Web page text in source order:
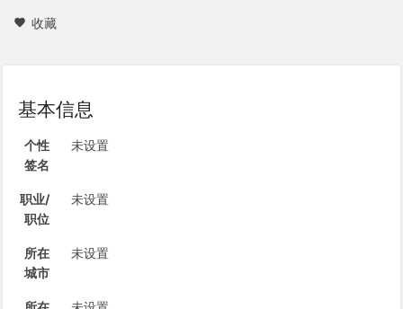
收藏
基本信息
个性
签名
未设置
职业/
职位
未设置
所在
城市
未设置